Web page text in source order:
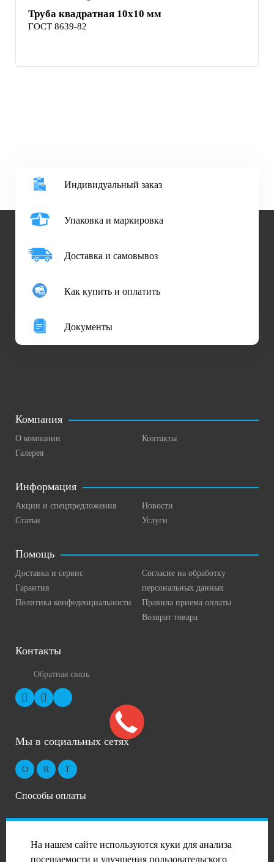
Труба квадратная 10х10 мм
ГОСТ 8639-82
На нашем сайте используются куки для анализа
посещаемости и улучшения пользовательского
Индивидуальный заказ
Упаковка и маркировка
Доставка и самовывоз
Как купить и оплатить
Документы
Компания
О компании
Галерея
Контакты
Информация
Акции и спецпредложения
Статьи
Новости
Услуги
Помощь
Доставка и сервис
Гарантия
Политика конфеденциальности
Согласие на обработку
персональных данных
Правила приема оплаты
Возврат товара
Контакты
Обратная связь
Мы в социальных сетях
Способы оплаты